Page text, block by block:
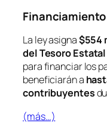
La ley asigna$554
del Tesoro Estatal
para financiar los
beneficiarán a
contribuyentes
(más…)